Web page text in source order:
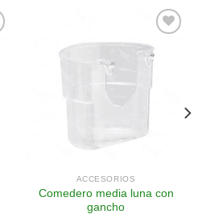
ACCESORIOS
Comedero media luna con
gancho